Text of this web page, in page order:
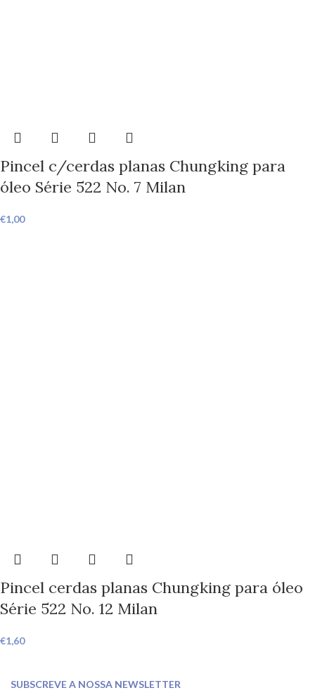
Pincel c/cerdas planas Chungking para
óleo Série 522 No. 7 Milan
€1,00
Pincel cerdas planas Chungking para óleo
Série 522 No. 12 Milan
€1,60
SUBSCREVE A NOSSA NEWSLETTER